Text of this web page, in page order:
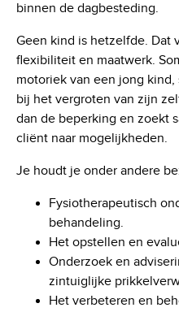
binnen de dagbesteding.
Geen kind is hetzelfde. Dat
flexibiliteit en maatwerk.
motoriek van een jong
bij het vergroten van zijn
dan de beperking en zoekt
cliënt naar mogelijkheden.
Je houdt je onder andere
Fysiotherapeutisch
behandeling.
Het opstellen en
Onderzoek en
zintuiglijke
Het verbeteren en